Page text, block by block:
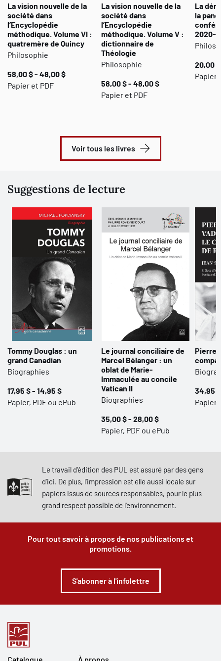
La vision nouvelle de la
société dans
l’Encyclopédie
méthodique. Volume VI :
quatremère de Quincy
Philosophie
58,00 $ - 48,00 $
Papier et PDF
La vision nouvelle de la
société dans
l’Encyclopédie
méthodique. Volume V :
dictionnaire de
Théologie
Philosophie
58,00 $ - 48,00 $
Papier et PDF
La
la
2020-
20,00 $
Papier
Voir tous les livres
Suggestions de lecture
Tommy Douglas : un
grand Canadian
Biographies
17,95 $ - 14,95 $
Papier, PDF ou ePub
Le journal conciliaire de
Marcel Bélanger : un
oblat de Marie-
Immaculée au concile
Vatican II
Biographies
35,00 $ - 28,00 $
Papier, PDF ou ePub
Pierre
34,95
Papier,
Le travail d'édition des PUL est assuré par des gens
d'ici. De plus, l'impression est elle aussi locale sur
papiers issus de sources responsables, pour le plus
grand respect possible de l'environnement.
Pour tout savoir à propos de nos publications et
promotions.
S'abonner à l'infolettre